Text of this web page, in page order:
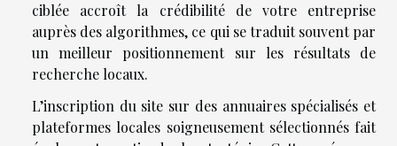
ciblée accroît la crédibilité de votre entreprise
auprès des algorithmes, ce qui se traduit souvent par
un meilleur positionnement sur les résultats de
recherche locaux.
L’inscription du site sur des annuaires spécialisés et
plateformes locales soigneusement sélectionnés fait